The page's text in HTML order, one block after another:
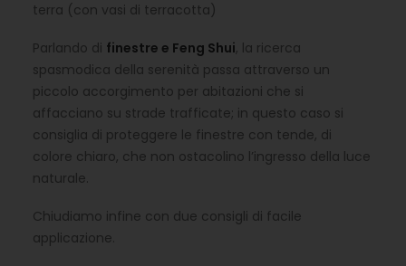
terra (con vasi di terracotta)
Parlando di finestre e Feng Shui, la ricerca
spasmodica della serenità passa attraverso un
piccolo accorgimento per abitazioni che si
affacciano su strade trafficate; in questo caso si
consiglia di proteggere le finestre con tende, di
colore chiaro, che non ostacolino l’ingresso della luce
naturale.
Chiudiamo infine con due consigli di facile
applicazione.